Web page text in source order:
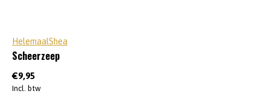
HelemaalShea
Scheerzeep
€9,95
Incl. btw